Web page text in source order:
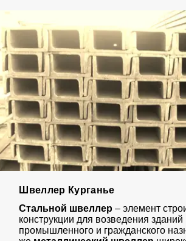
Швеллер Курганье
Стальной швеллер– элемент
конструкции для возведения зданий
промышленного и гражданского